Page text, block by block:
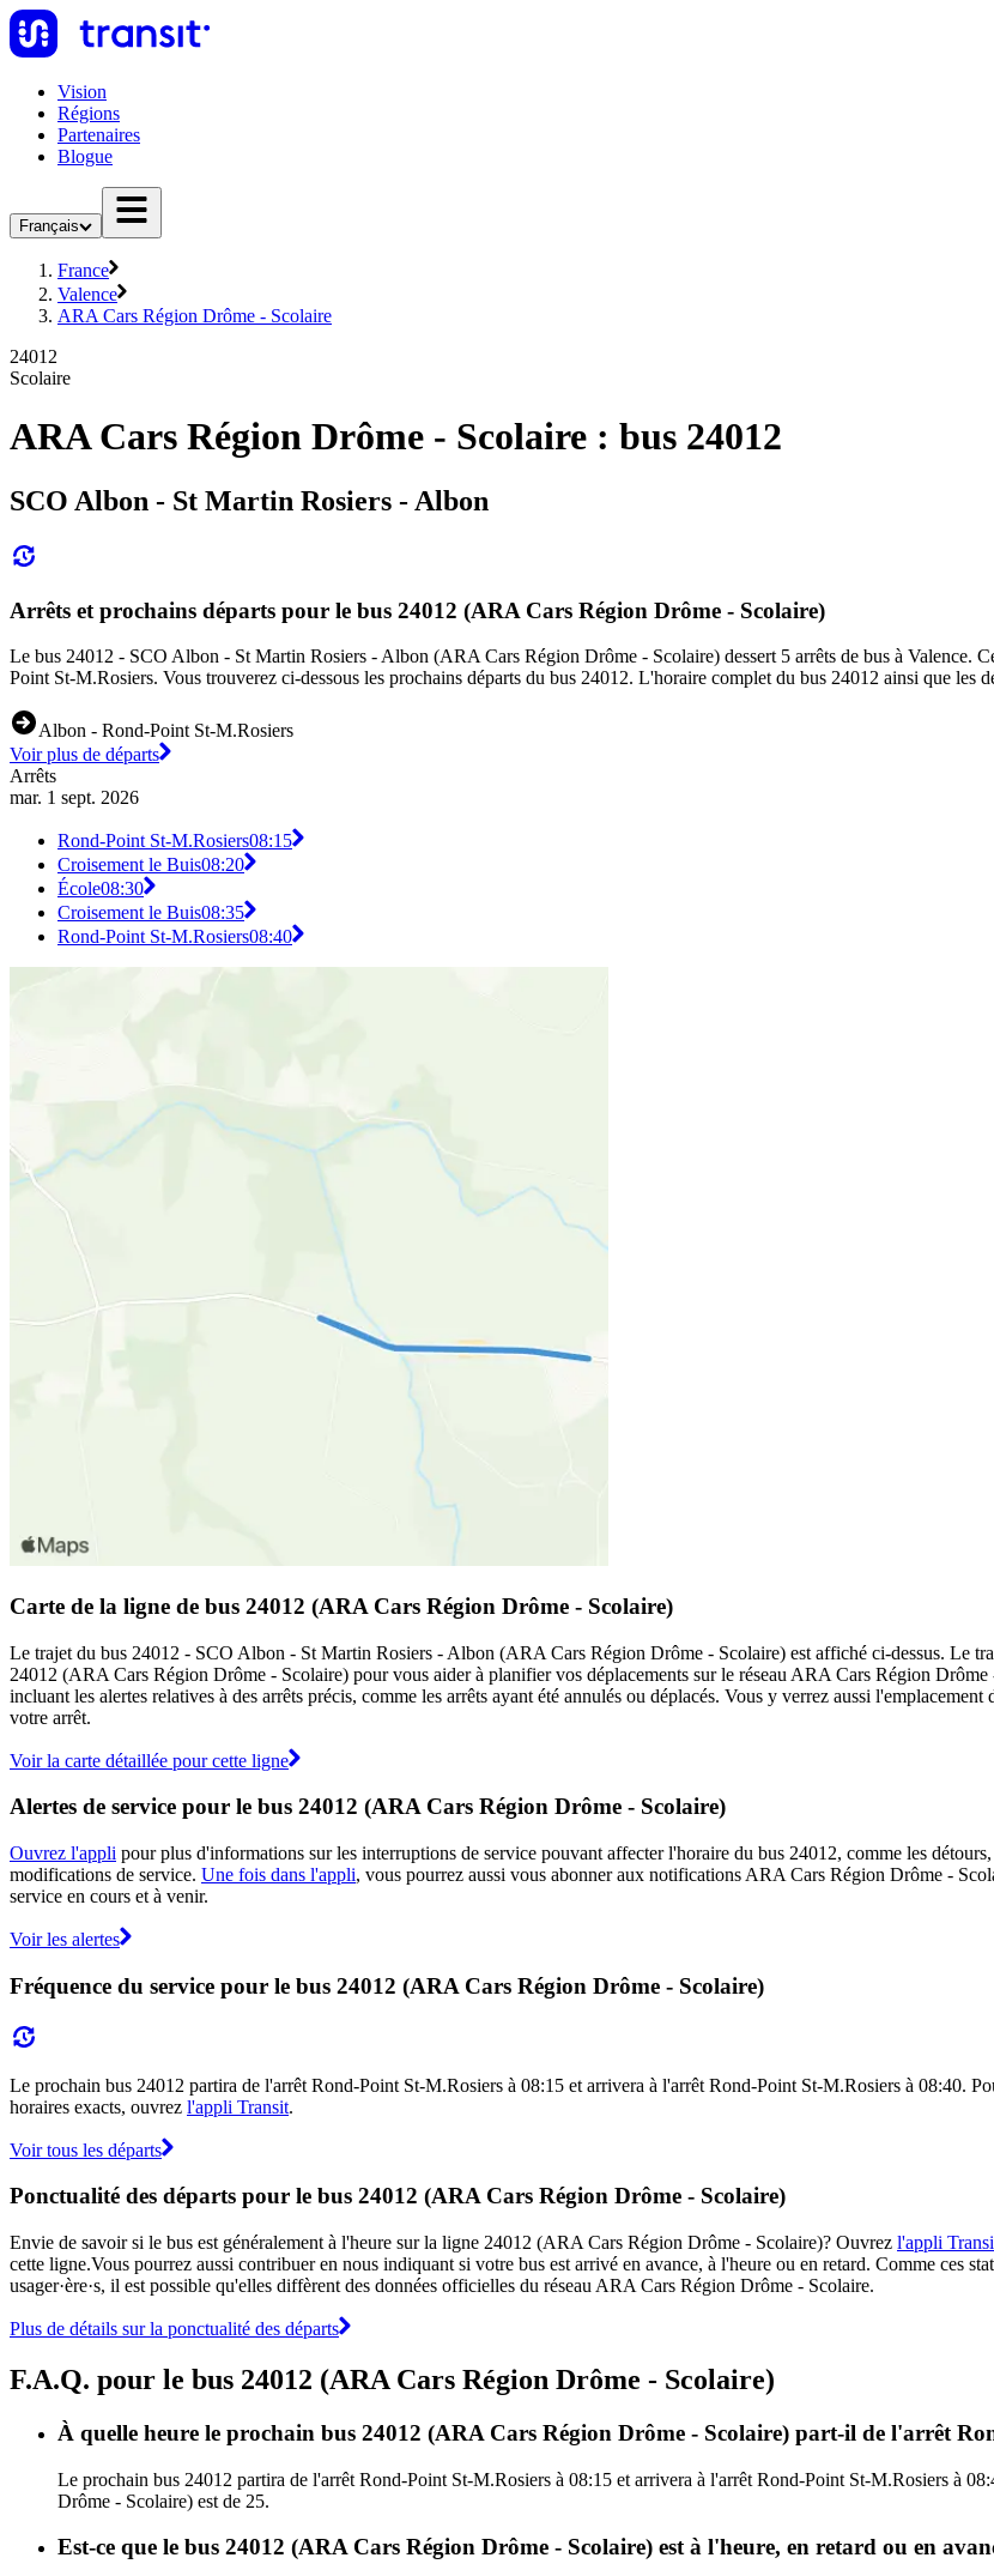
Vision
Régions
Partenaires
Blogue
Français
France
Valence
ARA Cars Région Drôme - Scolaire
24012
Scolaire
ARA Cars Région Drôme - Scolaire : bus 24012
SCO Albon - St Martin Rosiers - Albon
Arrêts et prochains départs pour le bus 24012 (ARA Cars Région Drôme - Scolaire)
Le bus 24012 - SCO Albon - St Martin Rosiers - Albon (ARA Cars Région Drôme - Scolaire) dessert 5 arrêts de bus à Valence.
Point St-M.Rosiers. Vous trouverez ci-dessous les prochains départs du bus 24012. L'horaire complet du bus 24012 ainsi que les
Albon - Rond-Point St-M.Rosiers
Voir plus de départs
Arrêts
mar. 1 sept. 2026
Rond-Point St-M.Rosiers08:15
Croisement le Buis08:20
École08:30
Croisement le Buis08:35
Rond-Point St-M.Rosiers08:40
Carte de la ligne de bus 24012 (ARA Cars Région Drôme - Scolaire)
Le trajet du bus 24012 - SCO Albon - St Martin Rosiers - Albon (ARA Cars Région Drôme - Scolaire) est affiché ci-dessus. Le
24012 (ARA Cars Région Drôme - Scolaire) pour vous aider à planifier vos déplacements sur le réseau ARA Cars Région Drôme
incluant les alertes relatives à des arrêts précis, comme les arrêts ayant été annulés ou déplacés. Vous y verrez aussi
votre arrêt.
Voir la carte détaillée pour cette ligne
Alertes de service pour le bus 24012 (ARA Cars Région Drôme - Scolaire)
Ouvrez l'appli pour plus d'informations sur les interruptions de service pouvant affecter l'horaire du bus 24012, comme les détours,
modifications de service. Une fois dans l'appli, vous pourrez aussi vous abonner aux notifications ARA Cars Région Drôme -
service en cours et à venir.
Voir les alertes
Fréquence du service pour le bus 24012 (ARA Cars Région Drôme - Scolaire)
Le prochain bus 24012 partira de l'arrêt Rond-Point St-M.Rosiers à 08:15 et arrivera à l'arrêt Rond-Point St-M.Rosiers à 08:40.
horaires exacts, ouvrez l'appli Transit.
Voir tous les départs
Ponctualité des départs pour le bus 24012 (ARA Cars Région Drôme - Scolaire)
Envie de savoir si le bus est généralement à l'heure sur la ligne 24012 (ARA Cars Région Drôme - Scolaire)? Ouvrez l'appli
cette ligne.Vous pourrez aussi contribuer en nous indiquant si votre bus est arrivé en avance, à l'heure ou en retard. Comme ces
usager·ère·s, il est possible qu'elles diffèrent des données officielles du réseau ARA Cars Région Drôme - Scolaire.
Plus de détails sur la ponctualité des départs
F.A.Q. pour le bus 24012 (ARA Cars Région Drôme - Scolaire)
À quelle heure le prochain bus 24012 (ARA Cars Région Drôme - Scolaire) part-il de l'arrêt
Le prochain bus 24012 partira de l'arrêt Rond-Point St-M.Rosiers à 08:15 et arrivera à l'arrêt Rond-Point St-M.Rosiers à
Drôme - Scolaire) est de 25.
Est-ce que le bus 24012 (ARA Cars Région Drôme - Scolaire) est à l'heure, en retard ou en